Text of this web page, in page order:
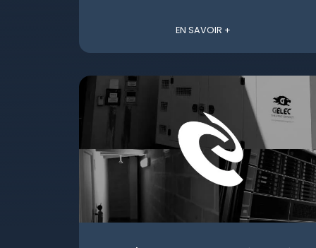
EN SAVOIR +